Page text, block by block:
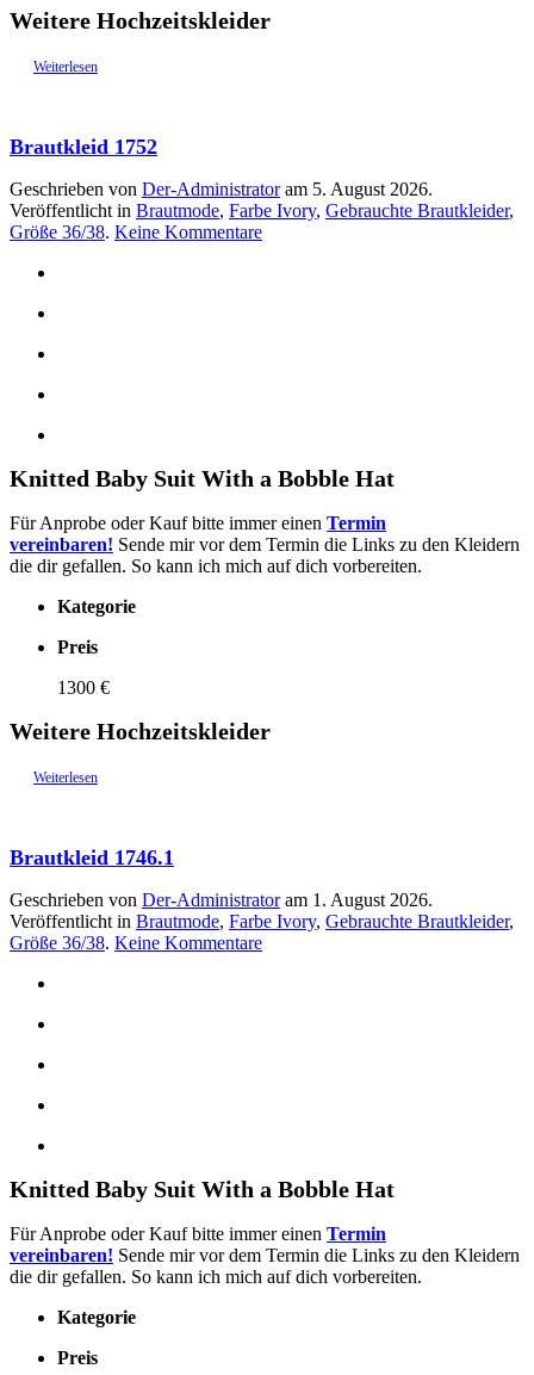
Weitere Hochzeitskleider
Weiterlesen
Brautkleid 1752
Geschrieben von Der-Administratoram 5. August 2026.
Veröffentlicht in Brautmode, Farbe Ivory, Gebrauchte Brautkleider,
Größe 36/38. Keine Kommentarezu
Knitted Baby Suit With a Bobble Hat
Für Anprobe oder Kauf bitte immer einen Termin
vereinbaren! Sende mir vor dem Termin die Links zu den Kleidern
die dir gefallen. So kann ich mich auf dich vorbereiten.
Kategorie
Preis
1300 €
Weitere Hochzeitskleider
Weiterlesen
Brautkleid 1746.1
Geschrieben von Der-Administratoram 1. August 2026.
Veröffentlicht in Brautmode, Farbe Ivory, Gebrauchte Brautkleider,
Größe 36/38. Keine Kommentarezu
Knitted Baby Suit With a Bobble Hat
Für Anprobe oder Kauf bitte immer einen Termin
vereinbaren! Sende mir vor dem Termin die Links zu den Kleidern
die dir gefallen. So kann ich mich auf dich vorbereiten.
Kategorie
Preis